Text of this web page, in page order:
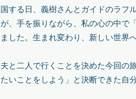
国する日、義樹さんとガイドのラフ
が、手を振りながら、私の心の中で
ました。生まれ変わり、新しい世界
夫と二人で行くことを決めた今回の
たいことをしよう」と決断できた自